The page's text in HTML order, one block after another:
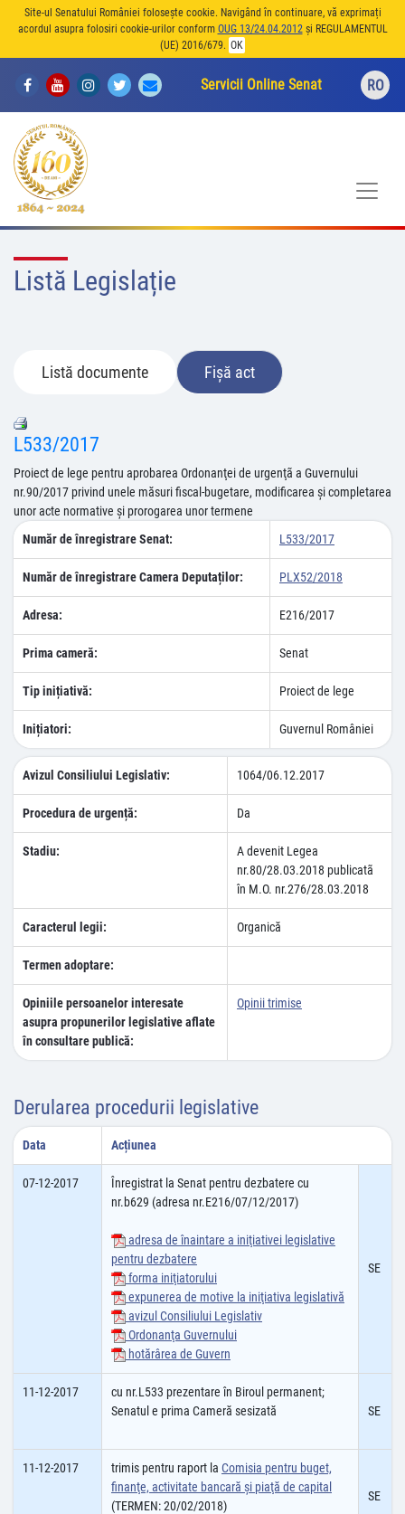
Site-ul Senatului României folosește cookie. Navigând în continuare, vă exprimați
acordul asupra folosiri cookie-urilor conform OUG 13/24.04.2012și REGULAMENTUL
(UE) 2016/679. OK
Servicii Online Senat RO
Listă Legislație
Listă documente Fișă act
L533/2017
Proiect de lege pentru aprobarea Ordonanţei de urgenţã a Guvernului
nr.90/2017 privind unele măsuri fiscal-bugetare, modificarea și completarea
unor acte normative și prorogarea unor termene
Număr de înregistrare Senat:
L533/2017
Număr de înregistrare Camera Deputaților: PLX52/2018
Adresa: E216/2017
Prima cameră: Senat
Tip inițiativă: Proiect de lege
Inițiatori: Guvernul României
Avizul Consiliului Legislativ: 1064/06.12.2017
Procedura de urgență: Da
Stadiu:
A devenit Legea
nr.80/28.03.2018 publicatã
în M.O. nr.276/28.03.2018
Caracterul legii: Organică
Termen adoptare:
Opiniile persoanelor interesate
asupra propunerilor legislative aflate
în consultare publică:
Opinii trimise
Derularea procedurii legislative
Data Acțiunea
07-12-2017
Înregistrat la Senat pentru dezbatere cu
nr.b629 (adresa nr.E216/07/12/2017)
adresa de înaintare a iniţiativei legislative
pentru dezbatere
forma iniţiatorului
expunerea de motive la iniţiativa legislativă
avizul Consiliului Legislativ
Ordonanţa Guvernului
hotărârea de Guvern
SE
11-12-2017
cu nr.L533 prezentare în Biroul permanent;
Senatul e prima Cameră sesizată
SE
11-12-2017 trimis pentru raport la Comisia pentru buget,
finanţe, activitate bancară şi piaţă de capital
(TERMEN: 20/02/2018)
SE